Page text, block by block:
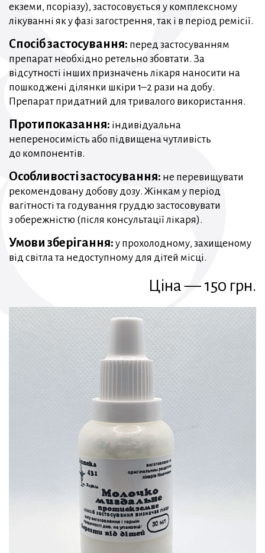
екземи, псоріазу), застосовується у комплексному
лікуванні як у фазі загострення, так і в період ремісії.
Спосіб застосування: перед застосуванням
препарат необхідно ретельно збовтати. За
відсутності інших призначень лікаря наносити на
пошкоджені ділянки шкіри 1–2 рази на добу.
Препарат придатний для тривалого використання.
Протипоказання: індивідуальна
непереносимість або підвищена чутливість
до компонентів.
Особливості застосування: не перевищувати
рекомендовану добову дозу. Жінкам у період
вагітності та годування груддю застосовувати
з обережністю (після консультації лікаря).
Умови зберігання: у прохолодному, захищеному
від світла та недоступному для дітей місці.
Ціна — 150 грн.